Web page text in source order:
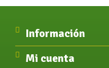
Información
Mi cuenta